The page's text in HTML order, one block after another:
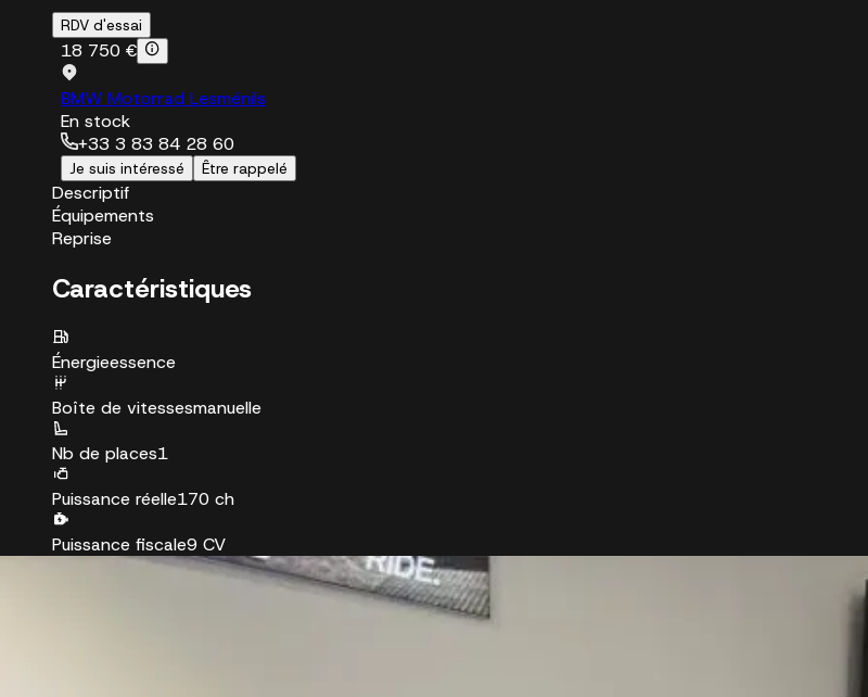
RDV d'essai
18 750 €
BMW Motorrad Lesménils
En stock
+33 3 83 84 28 60
Je suis intéressé Être rappelé
Descriptif
Équipements
Reprise
Caractéristiques
Énergieessence
Boîte de vitessesmanuelle
Nb de places1
Puissance réelle170 ch
Puissance fiscale9 CV